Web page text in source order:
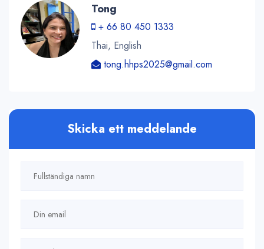
Tong
+ 66 80 450 1333
Thai, English
tong.hhps2025@gmail.com
Skicka ett meddelande